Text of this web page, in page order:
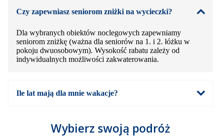
Czy zapewniasz seniorom zniżki na wycieczki?
Dla wybranych obiektów noclegowych zapewniamy
seniorom zniżkę (ważna dla seniorów na 1. i 2. łóżku w
pokoju dwuosobowym). Wysokość rabatu zależy od
indywidualnych możliwości zakwaterowania.
Ile lat mają dla mnie wakacje?
Wybierz swoją podróż